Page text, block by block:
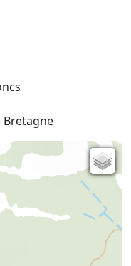
Bretagne
Parcellaire cadastral
Photographies aériennes